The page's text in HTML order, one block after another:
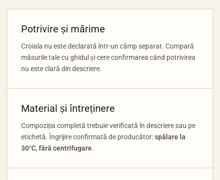
Potrivire și mărime
Croiala nu este declarată într-un câmp separat. Compară
măsurile tale cu ghidul și cere confirmarea când potrivirea
nu este clară din descriere.
Material și întreținere
Compoziția completă trebuie verificată în descriere sau pe
etichetă. Îngrijire confirmată de producător:spălare la
30°C, fără centrifugare.